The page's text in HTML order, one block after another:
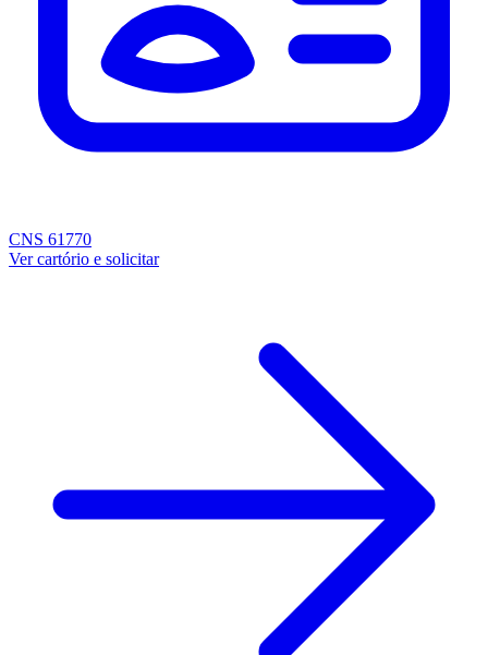
CNS 61770
Ver cartório e solicitar